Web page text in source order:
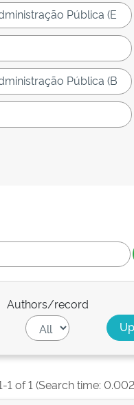
Authors/record
1 of 1 (Search time: